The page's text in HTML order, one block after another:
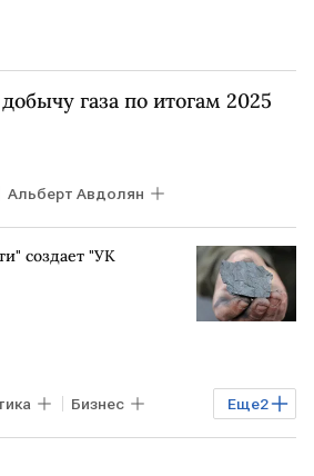
газа по итогам 2025
Альберт Авдолян
создает "УК
Еще2
Бизнес
угля